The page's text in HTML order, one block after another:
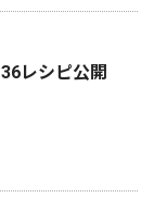
レシピ公開